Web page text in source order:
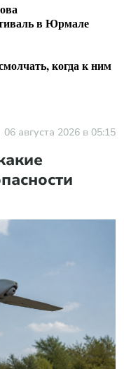
в Юрмале
когда к ним
06 августа 2026 в 05:15